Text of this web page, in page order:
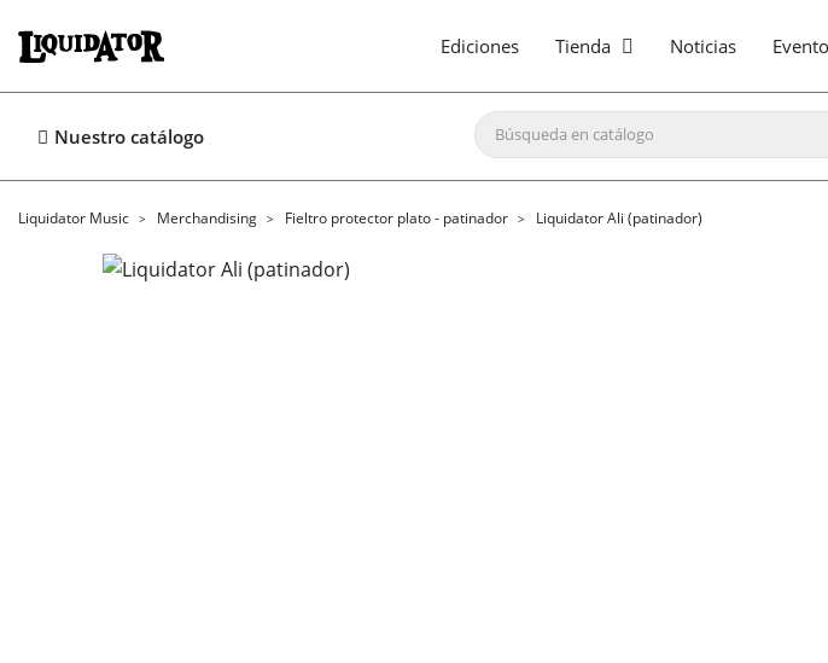
Ediciones Tienda Noticias
Nuestro catálogo
Liquidator Music Merchandising Fieltro protector plato - patinador Liquidator Ali (patinador)